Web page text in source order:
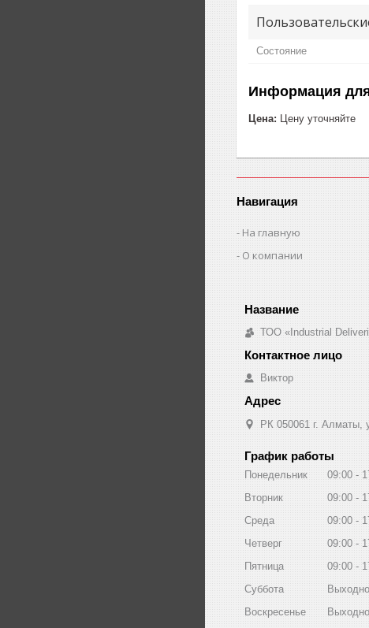
Состояние
Информация для
Цена: Цену уточняйте
Навигация
На главную
О компании
ТОО «Industrial
Виктор
РК 050061 г. Алматы,
График работы
Понедельник 09:00
Вторник
09:00
Среда
09:00
Четверг
09:00
Пятница
09:00
Суббота
Воскресенье